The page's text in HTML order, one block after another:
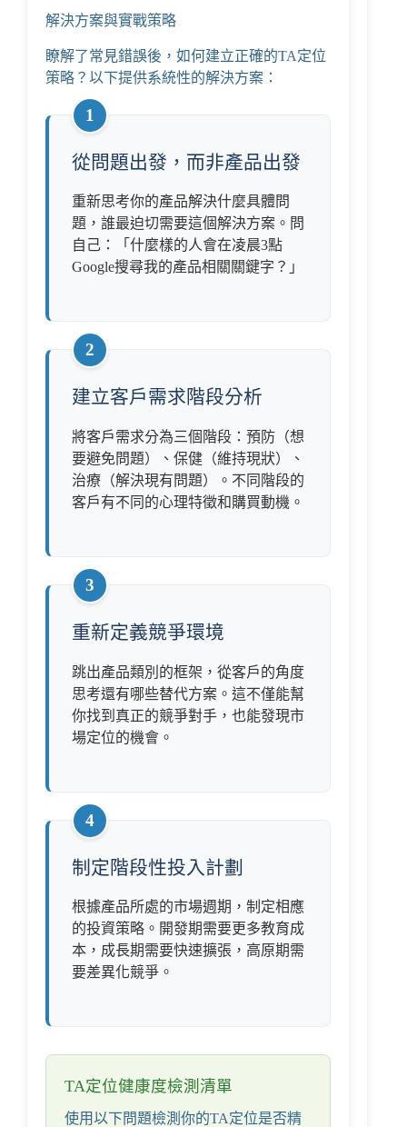
解決方案與實戰策略
瞭解了常見錯誤後，如何建立正確的TA定位
策略？以下提供系統性的解決方案：
1
從問題出發，而非產品出發
重新思考你的產品解決什麼具體問
題，誰最迫切需要這個解決方案。問
自己：「什麼樣的人會在凌晨3點
Google搜尋我的產品相關關鍵字？」
2
建立客戶需求階段分析
將客戶需求分為三個階段：預防（想
要避免問題）、保健（維持現狀）、
治療（解決現有問題）。不同階段的
客戶有不同的心理特徵和購買動機。
3
重新定義競爭環境
跳出產品類別的框架，從客戶的角度
思考還有哪些替代方案。這不僅能幫
你找到真正的競爭對手，也能發現市
場定位的機會。
4
制定階段性投入計劃
根據產品所處的市場週期，制定相應
的投資策略。開發期需要更多教育成
本，成長期需要快速擴張，高原期需
要差異化競爭。
TA定位健康度檢測清單
使用以下問題檢測你的TA定位是否精